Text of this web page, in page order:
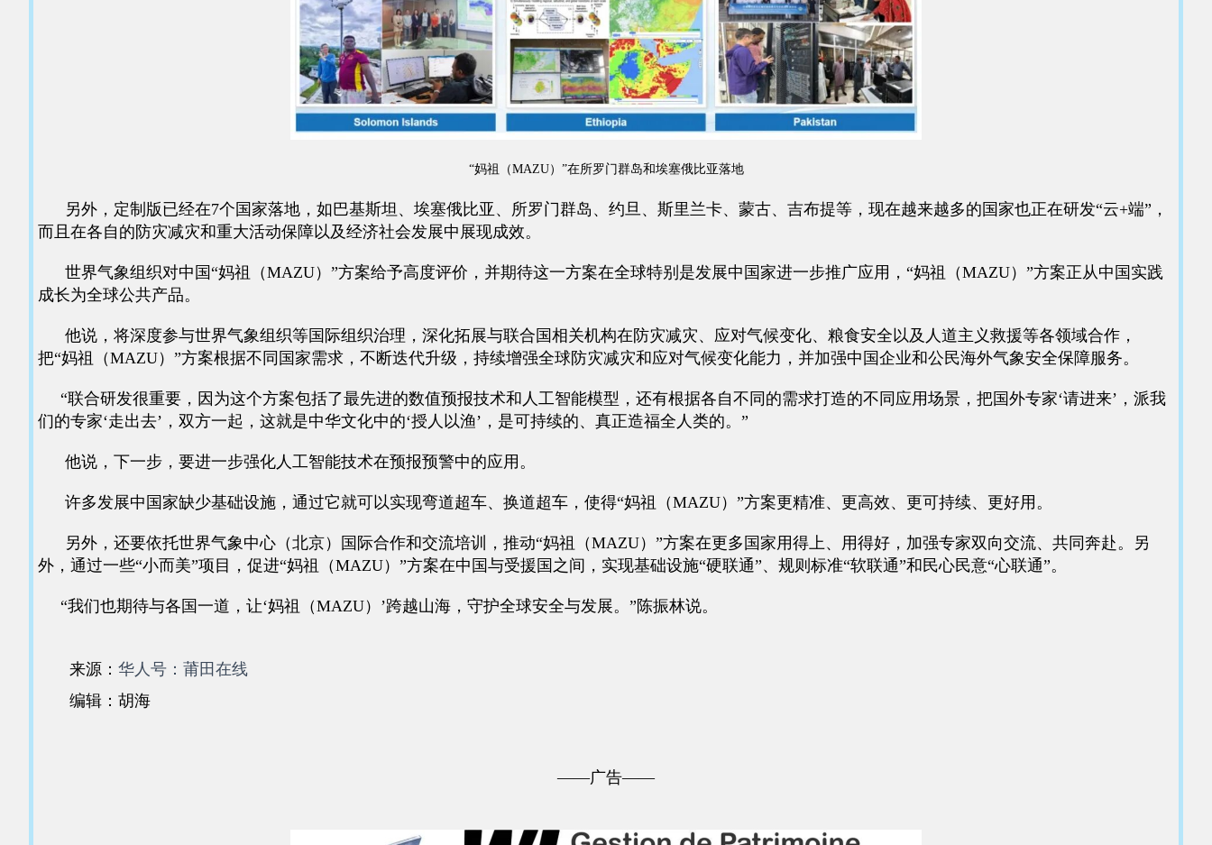
“妈祖（MAZU）”在所罗门群岛和埃塞俄比亚落地
另外，定制版已经在7个国家落地，如巴基斯坦、埃塞俄比亚、所罗门群岛、约旦、斯里兰卡、蒙古、吉布提等，现在越来越多的国家也正在研发“云+端”，
而且在各自的防灾减灾和重大活动保障以及经济社会发展中展现成效。
世界气象组织对中国“妈祖（MAZU）”方案给予高度评价，并期待这一方案在全球特别是发展中国家进一步推广应用，“妈祖（MAZU）”方案正从中国实践
成长为全球公共产品。
他说，将深度参与世界气象组织等国际组织治理，深化拓展与联合国相关机构在防灾减灾、应对气候变化、粮食安全以及人道主义救援等各领域合作，
把“妈祖（MAZU）”方案根据不同国家需求，不断迭代升级，持续增强全球防灾减灾和应对气候变化能力，并加强中国企业和公民海外气象安全保障服务。
“联合研发很重要，因为这个方案包括了最先进的数值预报技术和人工智能模型，还有根据各自不同的需求打造的不同应用场景，把国外专家‘请进来’，派我
们的专家‘走出去’，双方一起，这就是中华文化中的‘授人以渔’，是可持续的、真正造福全人类的。”
他说，下一步，要进一步强化人工智能技术在预报预警中的应用。
许多发展中国家缺少基础设施，通过它就可以实现弯道超车、换道超车，使得“妈祖（MAZU）”方案更精准、更高效、更可持续、更好用。
另外，还要依托世界气象中心（北京）国际合作和交流培训，推动“妈祖（MAZU）”方案在更多国家用得上、用得好，加强专家双向交流、共同奔赴。另
外，通过一些“小而美”项目，促进“妈祖（MAZU）”方案在中国与受援国之间，实现基础设施“硬联通”、规则标准“软联通”和民心民意“心联通”。
“我们也期待与各国一道，让‘妈祖（MAZU）’跨越山海，守护全球安全与发展。”陈振林说。
来源： 华人号：莆田在线
编辑：胡海
——广告——